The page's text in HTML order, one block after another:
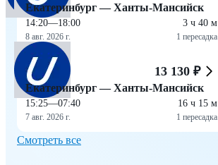
Екатеринбург — Ханты-Мансийск
14:20—18:00
8 авг. 2026 г.
3 ч 40 м
1 пересадка
13 130 ₽
Екатеринбург — Ханты-Мансийск
15:25—07:40
7 авг. 2026 г.
16 ч 15 м
1 пересадка
Смотреть все